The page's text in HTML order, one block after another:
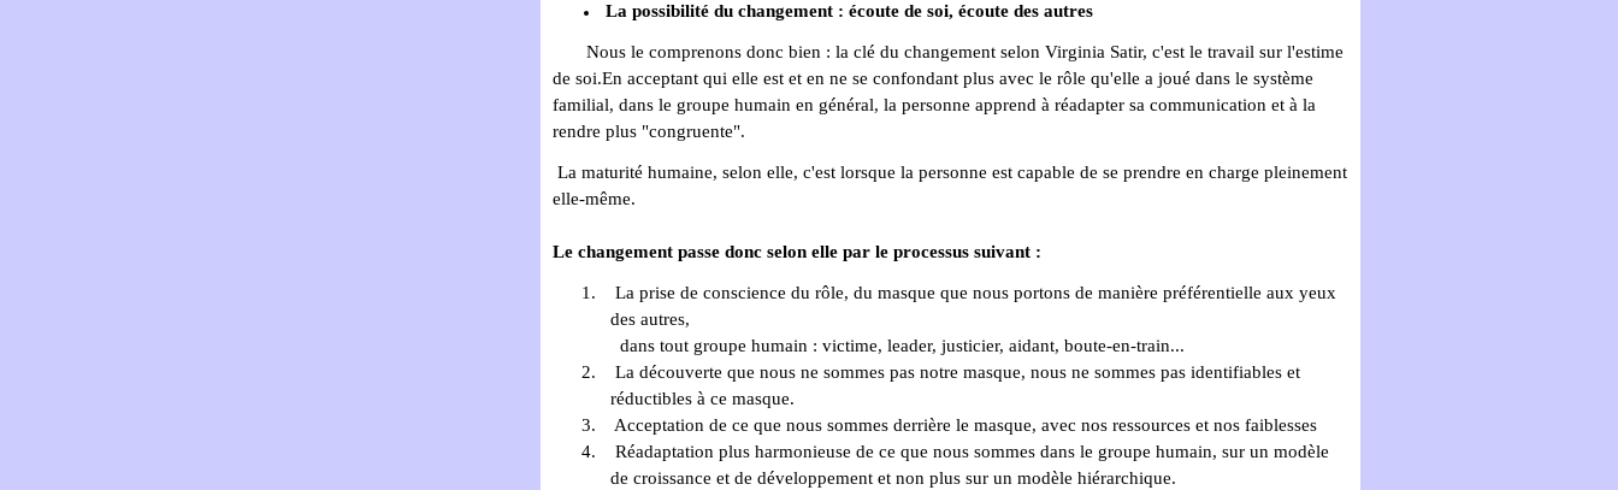
La possibilité du changement : écoute de soi, écoute des autres
Nous le comprenons donc bien : la clé du changement selon Virginia Satir, c'est le travail sur l'estime
de soi.En acceptant qui elle est et en ne se confondant plus avec le rôle qu'elle a joué dans le système
familial, dans le groupe humain en général, la personne apprend à réadapter sa communication et à la
rendre plus "congruente".
La maturité humaine, selon elle, c'est lorsque la personne est capable de se prendre en charge pleinement
elle-même.
Le changement passe donc selon elle par le processus suivant :
1. La prise de conscience du rôle, du masque que nous portons de manière préférentielle aux yeux
des autres,
dans tout groupe humain : victime, leader, justicier, aidant, boute-en-train...
2. La découverte que nous ne sommes pas notre masque, nous ne sommes pas identifiables et
réductibles à ce masque.
3. Acceptation de ce que nous sommes derrière le masque, avec nos ressources et nos faiblesses
4. Réadaptation plus harmonieuse de ce que nous sommes dans le groupe humain, sur un modèle
de croissance et de développement et non plus sur un modèle hiérarchique.